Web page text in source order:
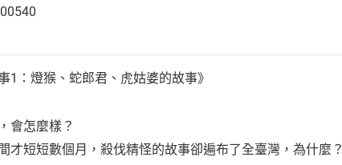
1：燈猴、蛇郎君、虎姑婆的故事》
會怎麼樣？
才短短數個月，殺伐精怪的故事卻遍布了全臺灣，為什麼？